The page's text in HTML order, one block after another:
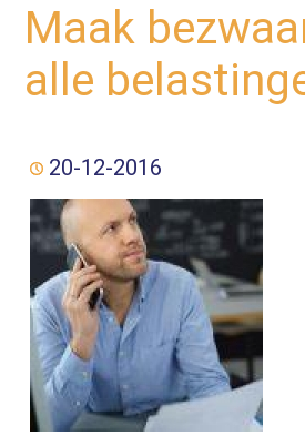
Maak
alle
20-12-2016